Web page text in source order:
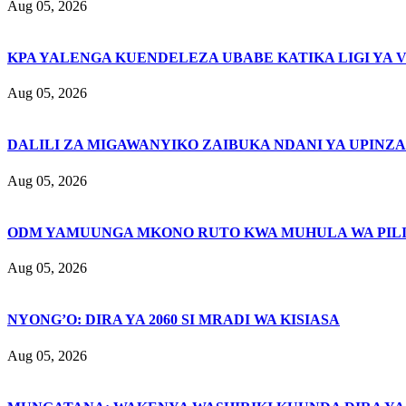
Aug 05, 2026
KPA YALENGA KUENDELEZA UBABE KATIKA LIGI YA
Aug 05, 2026
DALILI ZA MIGAWANYIKO ZAIBUKA NDANI YA
Aug 05, 2026
ODM YAMUUNGA MKONO RUTO KWA MUHULA WA PILI
Aug 05, 2026
NYONG’O: DIRA YA 2060 SI MRADI WA KISIASA
Aug 05, 2026